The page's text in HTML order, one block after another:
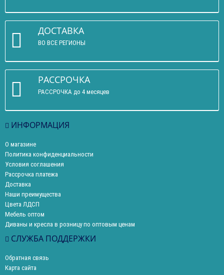
ДОСТАВКА
ВО ВСЕ РЕГИОНЫ
РАССРОЧКА
РАССРОЧКА до 4 месяцев
ИНФОРМАЦИЯ
О магазине
Политика конфиденциальности
Условия соглашения
Рассрочка платежа
Доставка
Наши преимущества
Цвета ЛДСП
Мебель оптом
Диваны и кресла в розницу по оптовым ценам
СЛУЖБА ПОДДЕРЖКИ
Обратная связь
Карта сайта